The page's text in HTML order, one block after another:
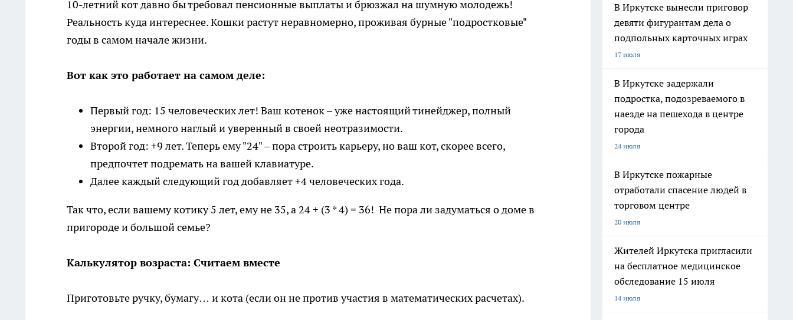
10-летний кот давно бы требовал пенсионные выплаты и брюзжал на шумную молодежь!
Реальность куда интереснее. Кошки растут неравномерно, проживая бурные "подростковые"
годы в самом начале жизни.
Вот как это работает на самом деле:
Первый год: 15 человеческих лет! Ваш котенок – уже настоящий тинейджер, полный
энергии, немного наглый и уверенный в своей неотразимости.
Второй год: +9 лет. Теперь ему "24" – пора строить карьеру, но ваш кот, скорее всего,
предпочтет подремать на вашей клавиатуре.
Далее каждый следующий год добавляет +4 человеческих года.
Так что, если вашему котику 5 лет, ему не 35, а 24 + (3 * 4) = 36! Не пора ли задуматься о доме в
пригороде и большой семье?
Калькулятор возраста: Считаем вместе
Приготовьте ручку, бумагу… и кота (если он не против участия в математических расчетах).
В Иркутске вынесли приговор
девяти фигурантам дела о
подпольных карточных играх
17 июля
В Иркутске задержали
подростка, подозреваемого в
наезде на пешехода в центре
города
24 июля
В Иркутске пожарные
отработали спасение людей в
торговом центре
20 июля
Жителей Иркутска пригласили
на бесплатное медицинское
обследование 15 июля
14 июля